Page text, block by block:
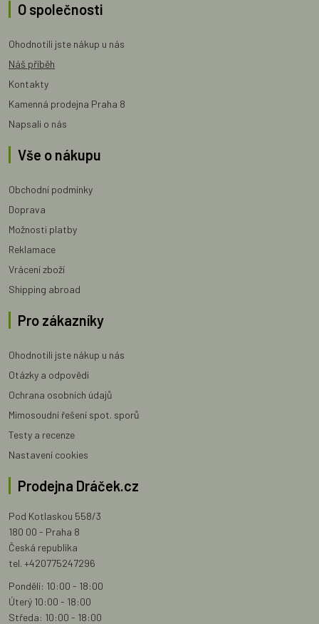
O společnosti
Ohodnotili jste nákup u nás
Náš příběh
Kontakty
Kamenná prodejna Praha 8
Napsali o nás
Vše o nákupu
Obchodní podmínky
Doprava
Možnosti platby
Reklamace
Vrácení zboží
Shipping abroad
Pro zákazníky
Ohodnotili jste nákup u nás
Otázky a odpovědi
Ochrana osobních údajů
Mimosoudní řešení spot. sporů
Testy a recenze
Nastavení cookies
Prodejna Dráček.cz
Pod Kotlaskou 558/3
180 00 - Praha 8
Česká republika
tel. +420775247296
Pondělí: 10:00 - 18:00
Úterý 10:00 - 18:00
Středa: 10:00 - 18:00